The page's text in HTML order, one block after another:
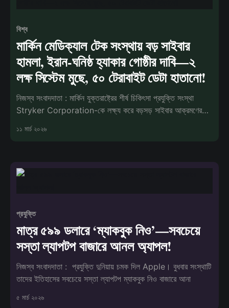
বিশ্ব
মার্কিন মেডিক্যাল টেক সংস্থায় বড় সাইবার
হামলা, ইরান-ঘনিষ্ঠ হ্যাকার গোষ্ঠীর দাবি—২
লক্ষ সিস্টেম মুছে, ৫০ টেরাবাইট ডেটা হাতানো!
নিজস্ব সংবাদদাতা : মার্কিন যুক্তরাষ্ট্রের শীর্ষ চিকিৎসা প্রযুক্তি সংস্থা
Stryker Corporation-কে লক্ষ্য করে বড়সড় সাইবার আক্রমণের
১১ মার্চ ২০২৬
প্রযুক্তি
মাত্র ৫৯৯ ডলারে ‘ম্যাকবুক নিও’—সবচেয়ে
সস্তা ল্যাপটপ বাজারে আনল অ্যাপল!
নিজস্ব সংবাদদাতা : প্রযুক্তি দুনিয়ায় চমক দিল Apple। বুধবার সংস্থাটি
তাদের ইতিহাসের সবচেয়ে সস্তা ল্যাপটপ ম্যাকবুক নিও বাজারে আনা
৫ মার্চ ২০২৬